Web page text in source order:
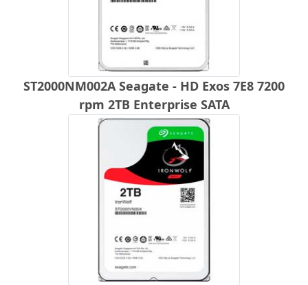
ST2000NM002A Seagate - HD Exos 7E8 7200
rpm 2TB Enterprise SATA